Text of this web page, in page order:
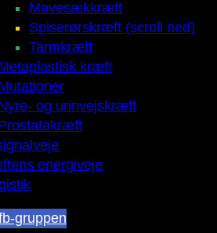
Mavesækkræft
Spiserørskræft (scroll ned)
Tarmkræft
kræft
og urinvejskræft
energiveje
gruppen